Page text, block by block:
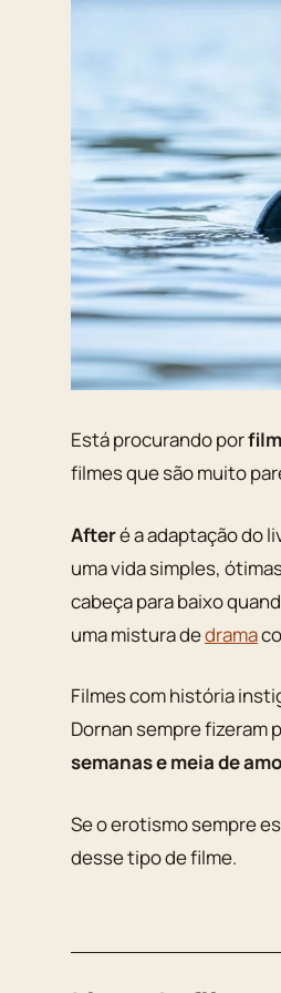
Está procurando por
filmes que são muito
Afteré a adaptação do
uma vida simples,
cabeça para baixo
uma mistura dedrama
Filmes com história
Dornan sempre fizeram
semanas e meia de
Se o erotismo sempre
desse tipo de filme.